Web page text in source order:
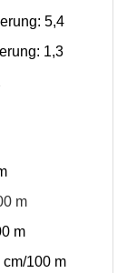
5,4
1,3
m
m
cm/100 m